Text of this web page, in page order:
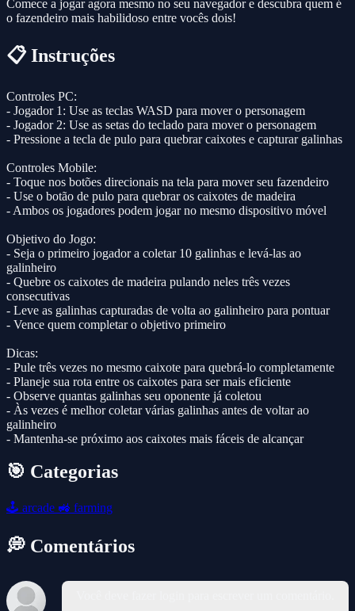
Comece a jogar agora mesmo no seu navegador e descubra quem é
o fazendeiro mais habilidoso entre vocês dois!
📋 Instruções
Controles PC:
- Jogador 1: Use as teclas WASD para mover o personagem
- Jogador 2: Use as setas do teclado para mover o personagem
- Pressione a tecla de pulo para quebrar caixotes e capturar galinhas
Controles Mobile:
- Toque nos botões direcionais na tela para mover seu fazendeiro
- Use o botão de pulo para quebrar os caixotes de madeira
- Ambos os jogadores podem jogar no mesmo dispositivo móvel
Objetivo do Jogo:
- Seja o primeiro jogador a coletar 10 galinhas e levá-las ao
galinheiro
- Quebre os caixotes de madeira pulando neles três vezes
consecutivas
- Leve as galinhas capturadas de volta ao galinheiro para pontuar
- Vence quem completar o objetivo primeiro
Dicas:
- Pule três vezes no mesmo caixote para quebrá-lo completamente
- Planeje sua rota entre os caixotes para ser mais eficiente
- Observe quantas galinhas seu oponente já coletou
- Às vezes é melhor coletar várias galinhas antes de voltar ao
galinheiro
- Mantenha-se próximo aos caixotes mais fáceis de alcançar
🎯 Categorias
🕹️ arcade 🚜 farming
💭 Comentários